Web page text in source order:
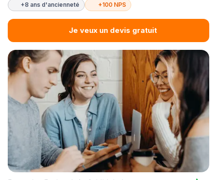
+8 ans d'ancienneté +100 NPS
Je veux un devis gratuit